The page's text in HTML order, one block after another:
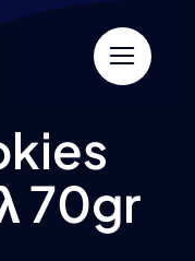
70gr